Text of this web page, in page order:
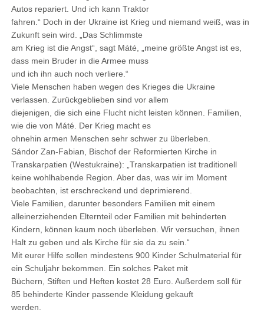
Autos repariert. Und ich kann Traktor
fahren.“ Doch in der Ukraine ist Krieg und niemand weiß, was in
Zukunft sein wird. „Das Schlimmste
am Krieg ist die Angst“, sagt Máté, „meine größte Angst ist es,
dass mein Bruder in die Armee muss
und ich ihn auch noch verliere.“
Viele Menschen haben wegen des Krieges die Ukraine
verlassen. Zurückgeblieben sind vor allem
diejenigen, die sich eine Flucht nicht leisten können. Familien,
wie die von Máté. Der Krieg macht es
ohnehin armen Menschen sehr schwer zu überleben.
Sándor Zan-Fabian, Bischof der Reformierten Kirche in
Transkarpatien (Westukraine): „Transkarpatien ist traditionell
keine wohlhabende Region. Aber das, was wir im Moment
beobachten, ist erschreckend und deprimierend.
Viele Familien, darunter besonders Familien mit einem
alleinerziehenden Elternteil oder Familien mit behinderten
Kindern, können kaum noch überleben. Wir versuchen, ihnen
Halt zu geben und als Kirche für sie da zu sein.“
Mit eurer Hilfe sollen mindestens 900 Kinder Schulmaterial für
ein Schuljahr bekommen. Ein solches Paket mit
Büchern, Stiften und Heften kostet 28 Euro. Außerdem soll für
85 behinderte Kinder passende Kleidung gekauft
werden.